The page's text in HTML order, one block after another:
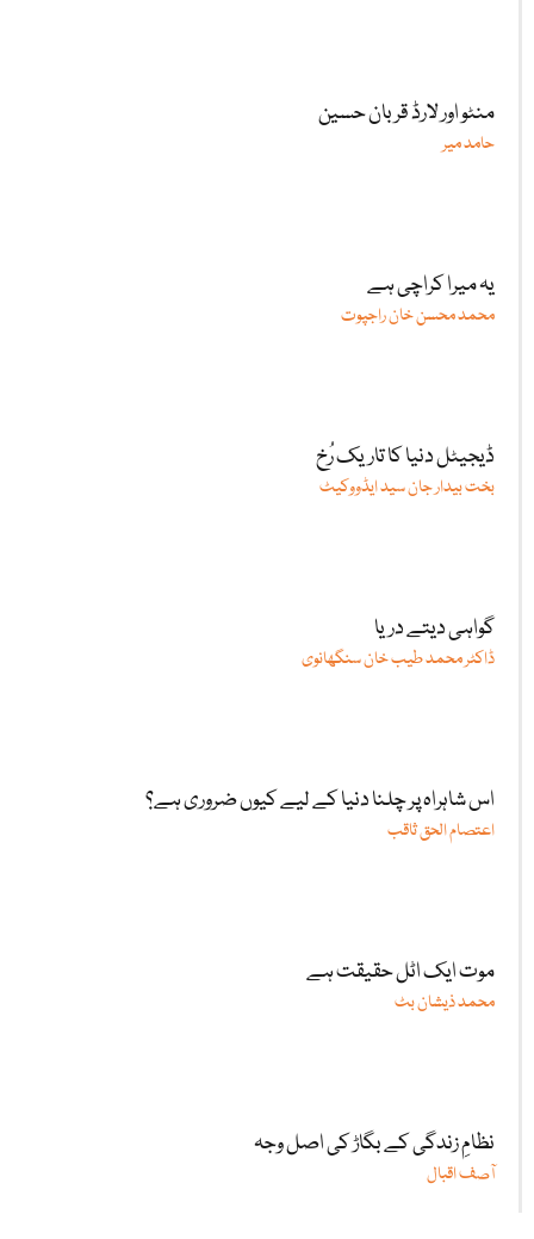
منٹو اور لارڈ قربان حسین
حامد میر
یہ میرا کراچی ہے
محمد محسن خان راجپوت
ڈیجیٹل دنیا کا تاریک رُخ
بخت بیدار جان سید ایڈووکیٹ
گواہی دیتے دریا
ڈاکٹر محمد طیب خان سنگھانوی
اس شاہراہ پر چلنا دنیا کے لیے کیوں ضروری ہے؟
اعتصام الحق ثاقب
موت ایک اٹل حقیقت ہے
محمد ذیشان بٹ
نظامِ زندگی کے بگاڑ کی اصل وجہ
آصف اقبال